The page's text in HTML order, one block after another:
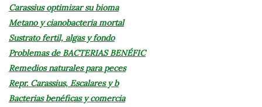
Carassius optimizar su bioma
Metano y cianobacteria mortal
Sustrato fertil, algas y fondo
Problemas de BACTERIAS BENÉFIC
Remedios naturales para peces
Repr. Carassius, Escalares y b
Bacterias benéficas y comercia